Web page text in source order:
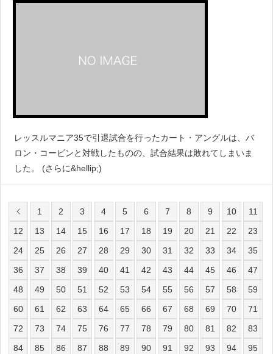
レッスルマニア35で引退試合を行ったカート・アングルは、バ
ロン・コービンと対戦したものの、試合結果は敗れてしまいま
した。 (さらに&hellip;)
1 2 3 4 5 6 7 8 9 10
11
12
13 14 15 16 17 18 19 20 21 22
23
24
25 26 27 28 29 30 31 32 33 34
35
36
37 38 39 40 41 42 43 44 45 46
47
48
49 50 51 52 53 54 55 56 57 58
59
60
61 62 63 64 65 66 67 68 69 70
71
72
73 74 75 76 77 78 79 80 81 82
83
84
85 86 87 88 89 90 91 92 93 94
95